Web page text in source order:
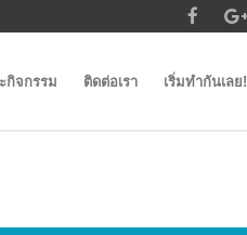
กิจกรรม ติดต่อเรา เริ่มทำกันเลย!